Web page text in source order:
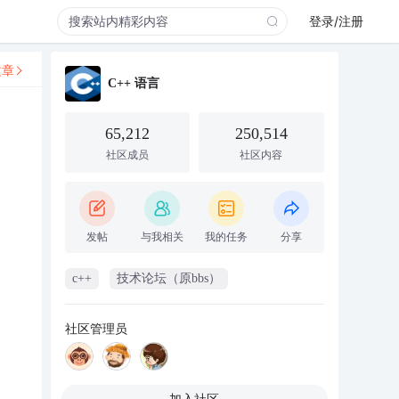
登录/注册
C++ 语言
65,212
社区成员
250,514
社区内容
发帖 与我相关 我的任务 分享
c++ 技术论坛（原bbs）
社区管理员